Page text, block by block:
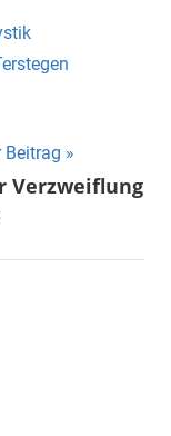
Beitrag
Verzweiflung